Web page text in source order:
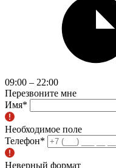
09:00 – 22:00
Перезвоните мне
Имя*
Необходимое поле
Телефон*
Неверный формат